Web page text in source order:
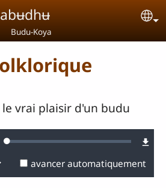
Budu-Koya
vrai plaisir d'un budu
Loaded:
avancer automatiquement